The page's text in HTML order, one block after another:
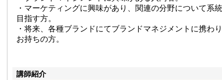
・マーケティングに興味があり、関連の分野について系
目指す方。
・将来、各種ブランドにてブランドマネジメントに携わ
お持ちの方。
講師紹介